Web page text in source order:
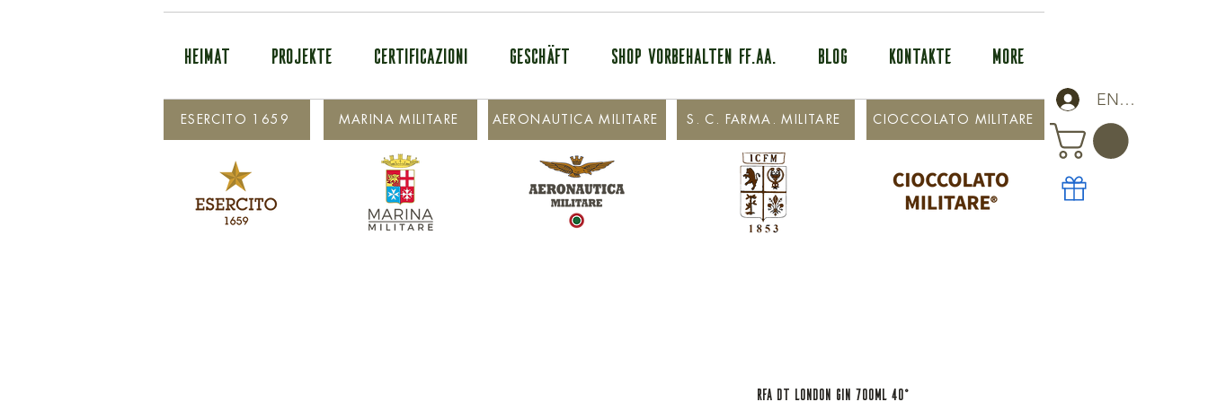
HEIMAT PROJEKTE CERTIFICAZIONI GESCHÄFT SHOP VORBEHALTEN FF.AA. BLOG KONTAKTE More
CIOCCOLATO MILITARE
S. C. FARMA. MILITARE
ESERCITO 1659
ENTRA
AERONAUTICA MILITARE
MARINA MILITARE
RFA DT London Gin 700ml 40°